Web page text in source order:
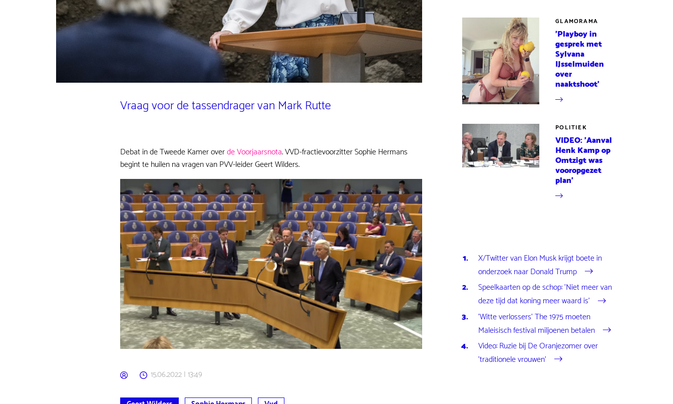
Vraag voor de tassendrager van Mark Rutte
Debat in de Tweede Kamer overde Voorjaarsnota. VVD-fractievoorzitter Sophie Hermans
begint te huilen na vragen van PVV-leider Geert Wilders.
15.06.2022 | 13:49
GLAMORAMA
'Playboy in
gesprek met
Sylvana
IJsselmuiden
over
naaktshoot'
POLITIEK
VIDEO: 'Aanval
Henk Kamp op
Omtzigt was
vooropgezet
plan'
X/Twitter van Elon Musk krijgt boete in
onderzoek naar Donald Trump
Speelkaarten op de schop: 'Niet meer van
deze tijd dat koning meer waard is'
'Witte verlossers' The 1975 moeten
Maleisisch festival miljoenen betalen
Video: Ruzie bij De Oranjezomer over
'traditionele vrouwen'